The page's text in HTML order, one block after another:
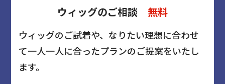
ウィッグのご相談 無料
ウィッグのご試着や、なりたい理想に合わせ
て一人一人に合ったプランのご提案をいたし
ます。